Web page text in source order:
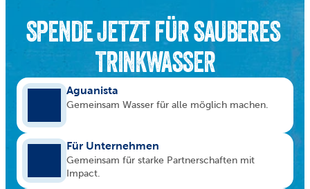
SPENDE JETZT FÜR SAUBERES
TRINKWASSER
Aguanista
Gemeinsam Wasser für alle möglich machen.
Für Unternehmen
Gemeinsam für starke Partnerschaften mit
Impact.